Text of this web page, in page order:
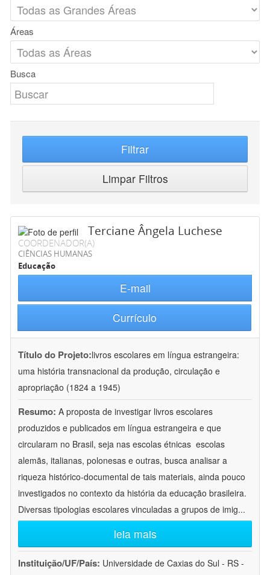
Áreas
Busca
Filtrar
Limpar Filtros
Terciane Ângela Luchese
COORDENADOR(A)
CIÊNCIAS HUMANAS
Educação
E-mail
Currículo
Título do Projeto:livros escolares em língua estrangeira:
uma história transnacional da produção, circulação e
apropriação (1824 a 1945)
Resumo: A proposta de investigar livros escolares
produzidos e publicados em língua estrangeira e que
circularam no Brasil, seja nas escolas étnicas  escolas
alemãs, italianas, polonesas e outras, busca analisar a
riqueza histórico-documental de tais materiais, ainda pouco
investigados no contexto da história da educação brasileira.
Diversas tipologias escolares vinculadas a grupos de imig...
leia mais
Instituição/UF/País: Universidade de Caxias do Sul - RS -